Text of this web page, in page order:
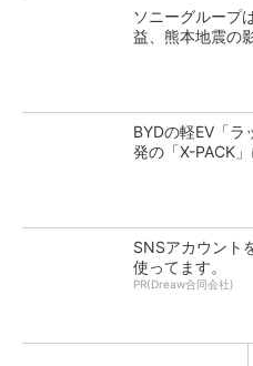
ソニーグループ
益、熊本地震の
BYDの軽EV「ラ
発の「X-PACK
SNSアカウント
使ってます。
PR(Dreaw合同会社)